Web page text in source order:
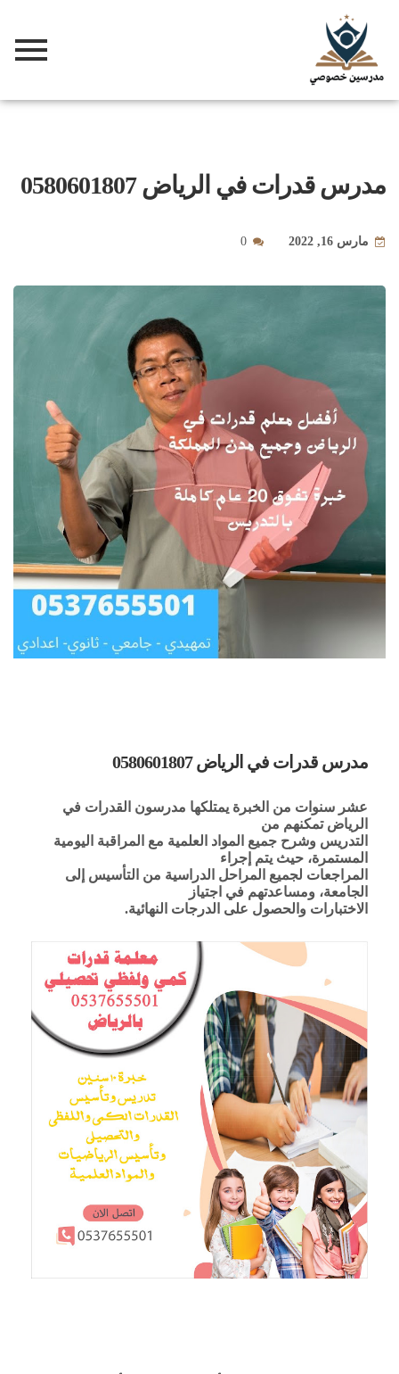
مدرس قدرات في الرياض 0580601807
مارس 16, 2022
مدرس قدرات في الرياض 0580601807
عشر سنوات من الخبرة يمتلكها مدرسون القدرات في
الرياض تمكنهم من
التدريس وشرح جميع المواد العلمية مع المراقبة اليومية
المستمرة، حيث يتم إجراء
المراجعات لجميع المراحل الدراسية من التأسيس إلى
الجامعة، ومساعدتهم في اجتياز
الاختبارات والحصول على الدرجات النهائية.